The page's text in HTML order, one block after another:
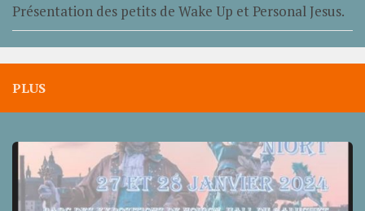
Présentation des petits de Wake Up et Personal Jesus.
PLUS